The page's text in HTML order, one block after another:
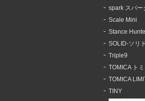
spark スパー
Scale Mini
Stance
SOLID-ソリ
Triple9
TOMICA トミ
TOMICA
TINY